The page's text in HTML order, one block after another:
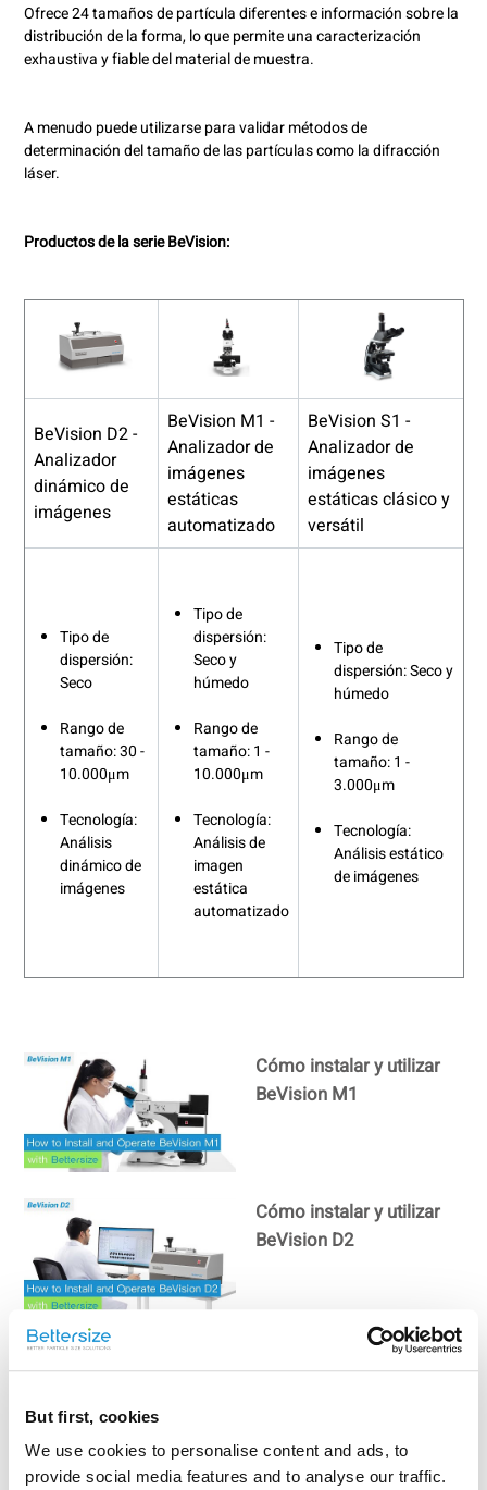
But first, cookies
We use cookies to personalise content and ads, to
provide social media features and to analyse our traffic.
Ofrece 24 tamaños de partícula diferentes e información sobre la
distribución de la forma, lo que permite una caracterización
exhaustiva y fiable del material de muestra.
A menudo puede utilizarse para validar métodos de
determinación del tamaño de las partículas como la difracción
láser.
Productos de la serie BeVision:
BeVision D2 -
Analizador
dinámico de
imágenes
BeVision M1 -
Analizador de
imágenes
estáticas
automatizado
BeVision S1 -
Analizador de
imágenes
estáticas clásico y
versátil
Tipo de
dispersión:
Seco
Rango de
tamaño: 30 -
10.000μm
Tecnología:
Análisis
dinámico de
imágenes
Tipo de
dispersión:
Seco y
húmedo
Rango de
tamaño: 1 -
10.000μm
Tecnología:
Análisis de
imagen
estática
automatizado
Tipo de
dispersión: Seco y
húmedo
Rango de
tamaño: 1 -
3.000μm
Tecnología:
Análisis estático
de imágenes
Cómo instalar y utilizar
BeVision M1
Cómo instalar y utilizar
BeVision D2
BeVision D2 | Una visión